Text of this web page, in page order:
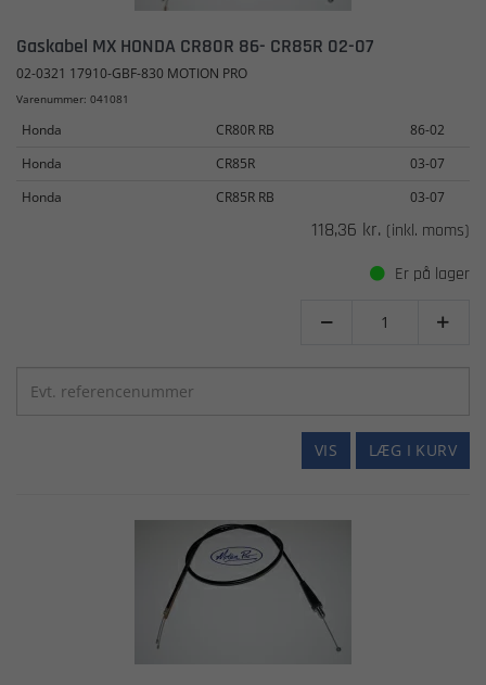
Gaskabel MX HONDA CR80R 86- CR85R 02-07
02-0321 17910-GBF-830 MOTION PRO
Varenummer: 041081
Honda CR80R RB
86-02
Honda
CR85R
03-07
Honda
CR85R RB 03-07
118,36 kr. (inkl. moms)
Er på lager
 
LÆG I KURV
VIS